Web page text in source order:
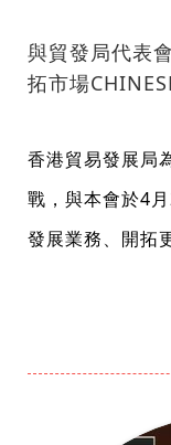
與貿發局代表
拓市場
香港貿易發展局
戰，與本會於4
發展業務、開拓